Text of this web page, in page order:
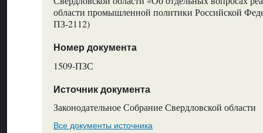
области промышленной политики Российской
ПЗ-2112)
Номер документа
1509-ПЗС
Источник документа
Законодательное Собрание Свердловской области
Все документы источника